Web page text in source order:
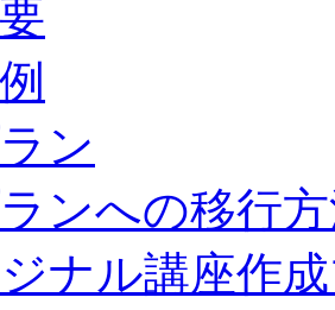
ン
ンへの移行
ジナル講座作